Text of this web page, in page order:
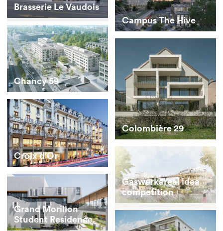
Brasserie Le Vaudois
Campus The Hive
Chancy 59
Colombière 29
Croix d'Or
Gaswerkareal idea
competition
Grand Morillon
Student Residence